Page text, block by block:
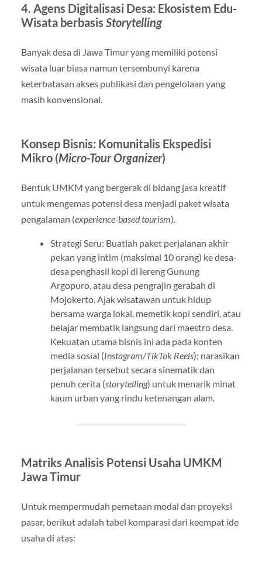
4. Agens Digitalisasi Desa: Ekosistem Edu-
Wisata berbasis Storytelling
Banyak desa di Jawa Timur yang memiliki potensi
wisata luar biasa namun tersembunyi karena
keterbatasan akses publikasi dan pengelolaan yang
masih konvensional.
Konsep Bisnis: Komunitalis Ekspedisi
Mikro (Micro-Tour Organizer)
Bentuk UMKM yang bergerak di bidang jasa kreatif
untuk mengemas potensi desa menjadi paket wisata
pengalaman (experience-based tourism).
Strategi Seru: Buatlah paket perjalanan akhir
pekan yang intim (maksimal 10 orang) ke desa-
desa penghasil kopi di lereng Gunung
Argopuro, atau desa pengrajin gerabah di
Mojokerto. Ajak wisatawan untuk hidup
bersama warga lokal, memetik kopi sendiri, atau
belajar membatik langsung dari maestro desa.
Kekuatan utama bisnis ini ada pada konten
media sosial (Instagram/TikTok Reels); narasikan
perjalanan tersebut secara sinematik dan
penuh cerita (storytelling) untuk menarik minat
kaum urban yang rindu ketenangan alam.
Matriks Analisis Potensi Usaha UMKM
Jawa Timur
Untuk mempermudah pemetaan modal dan proyeksi
pasar, berikut adalah tabel komparasi dari keempat ide
usaha di atas: